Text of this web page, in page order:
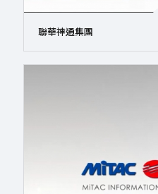
聯華神通集團